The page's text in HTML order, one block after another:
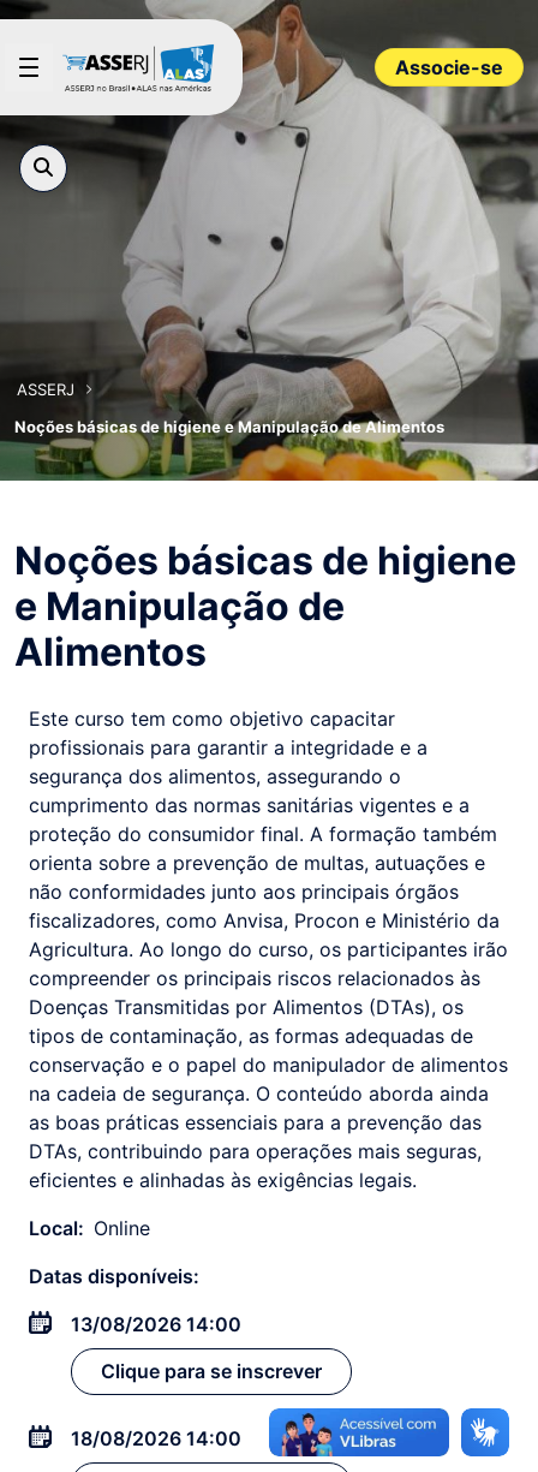
Pular para o Conteúdo principal
Associe-se
ASSERJ
Noções básicas de higiene e Manipulação de Alimentos
Noções básicas de higiene
e Manipulação de
Alimentos
Este curso tem como objetivo capacitar
profissionais para garantir a integridade e a
segurança dos alimentos, assegurando o
cumprimento das normas sanitárias vigentes e a
proteção do consumidor final. A formação também
orienta sobre a prevenção de multas, autuações e
não conformidades junto aos principais órgãos
fiscalizadores, como Anvisa, Procon e Ministério da
Agricultura. Ao longo do curso, os participantes irão
compreender os principais riscos relacionados às
Doenças Transmitidas por Alimentos (DTAs), os
tipos de contaminação, as formas adequadas de
conservação e o papel do manipulador de alimentos
na cadeia de segurança. O conteúdo aborda ainda
as boas práticas essenciais para a prevenção das
DTAs, contribuindo para operações mais seguras,
eficientes e alinhadas às exigências legais.
Local: Online
Datas disponíveis:
13/08/2026 14:00
Clique para se inscrever
18/08/2026 14:00